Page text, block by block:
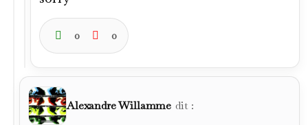
0 0
Alexandre Willamme dit :